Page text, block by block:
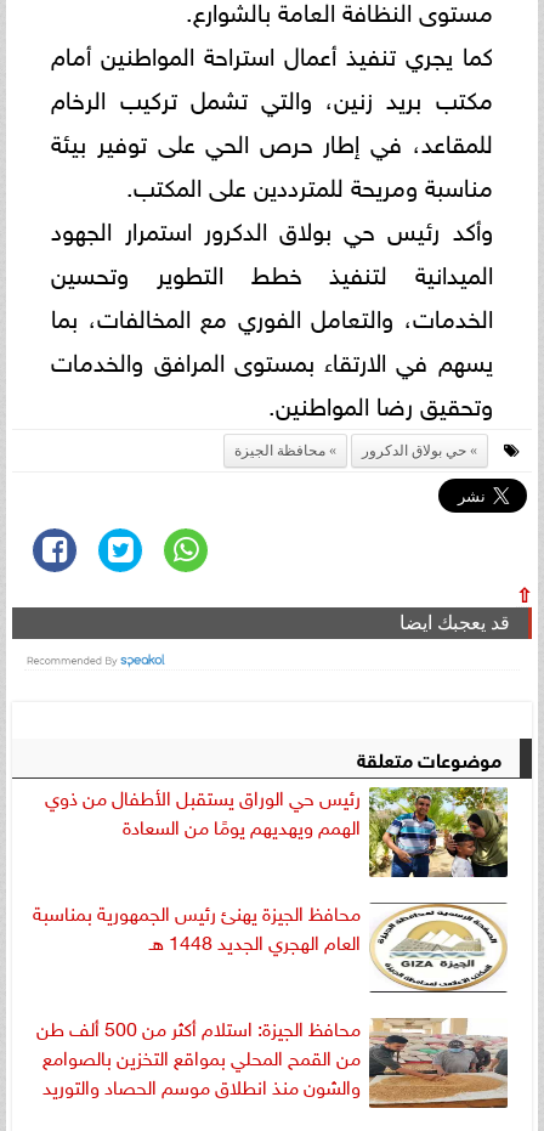
مستوى النظافة العامة بالشوارع.
كما يجري تنفيذ أعمال استراحة المواطنين أمام
مكتب بريد زنين، والتي تشمل تركيب الرخام
للمقاعد، في إطار حرص الحي على توفير بيئة
مناسبة ومريحة للمترددين على المكتب.
وأكد رئيس حي بولاق الدكرور استمرار الجهود
الميدانية لتنفيذ خطط التطوير وتحسين
الخدمات، والتعامل الفوري مع المخالفات، بما
يسهم في الارتقاء بمستوى المرافق والخدمات
وتحقيق رضا المواطنين.
حي بولاق الدكرور محافظة الجيزة
⇧
قد يعجبك ايضا
موضوعات متعلقة
رئيس حي الوراق يستقبل الأطفال من ذوي
الهمم ويهديهم يومًا من السعادة
محافظ الجيزة يهنئ رئيس الجمهورية بمناسبة
العام الهجري الجديد 1448 هـ
محافظ الجيزة: استلام أكثر من 500 ألف طن
من القمح المحلي بمواقع التخزين بالصوامع
والشون منذ انطلاق موسم الحصاد والتوريد